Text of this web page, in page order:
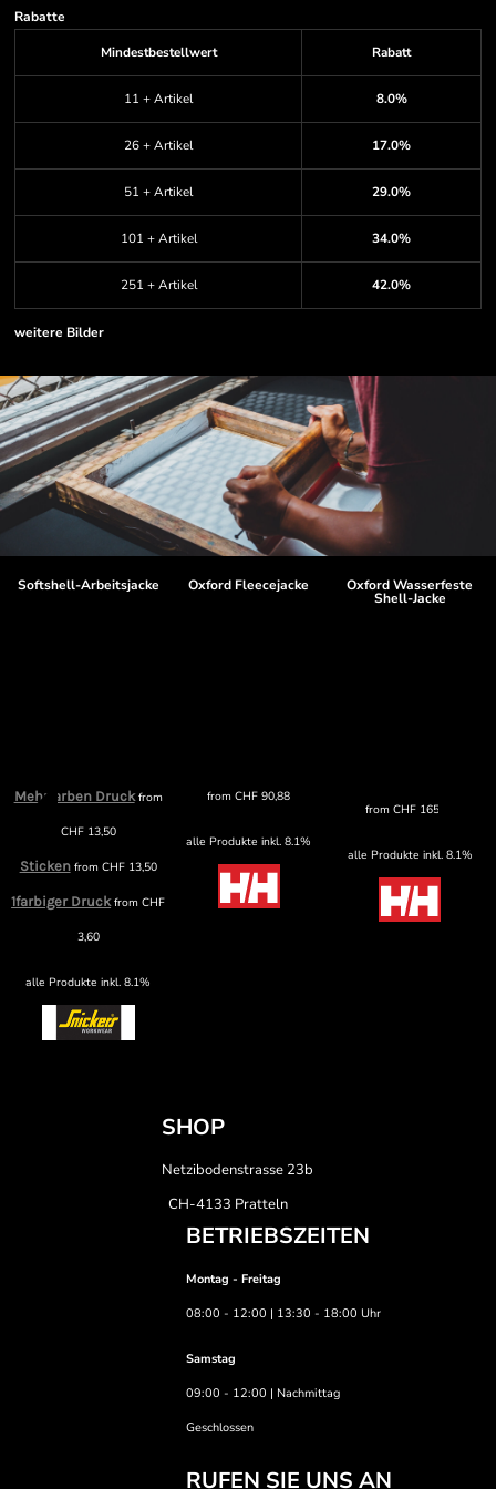
Rabatte
Mindestbestellwert
Rabatt
11 + Artikel 8.0%
26 + Artikel 17.0%
51 + Artikel 29.0%
101 + Artikel 34.0%
251 + Artikel 42.0%
weitere Bilder
Softshell-Arbeitsjacke
Mehrfarben Druckfrom
CHF13,50
Stickenfrom CHF13,50
1farbiger DruckfromCHF
3,60
alle Produkte inkl. 8.1%
Oxford Fleecejacke
fromCHF 90,88
alle Produkte inkl. 8.1%
Oxford Wasserfeste
Shell-Jacke
from CHF165,89
alle Produkte inkl. 8.1%
SHOP
Netzibodenstrasse 23b
CH-4133 Pratteln
BETRIEBSZEITEN
Montag - Freitag
08:00 - 12:00 | 13:30 - 18:00 Uhr
Samstag
09:00 - 12:00 | Nachmittag
Geschlossen
RUFEN SIE UNS AN